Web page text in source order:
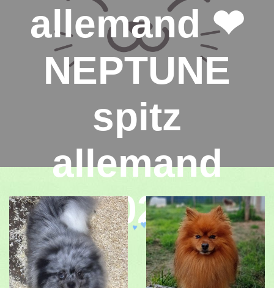
allemand ❤
NEPTUNE
spitz
allemand
2024
♥
♥
♥
♥
♥
♥
♥